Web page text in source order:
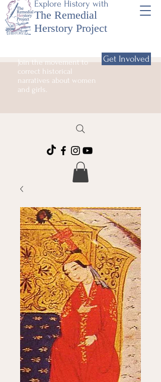
Explore History with
The Remedial
Herstory Project
Join the movement to
correct historical
narratives about women
and girls.
Get Involved